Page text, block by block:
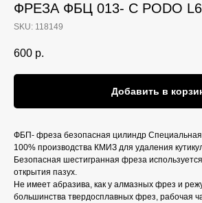
ФРЕЗА ФБЦ 013- С PODO L6
SKU: 118149
600 р.
Добавить в
ФБП- фреза безопасная цилиндр
100% производства КМИЗ для удаления
Безопасная шестигранная фреза
открытия пазух.
Не имеет абразива, как у алмазных фрез и
большинства твердосплавных фрез, рабочая